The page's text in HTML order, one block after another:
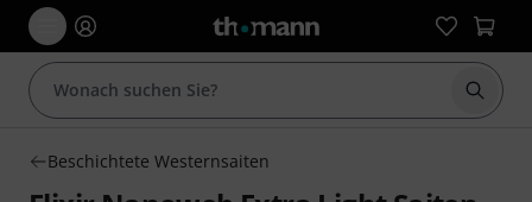
Suche
Beschichtete Westernsaiten